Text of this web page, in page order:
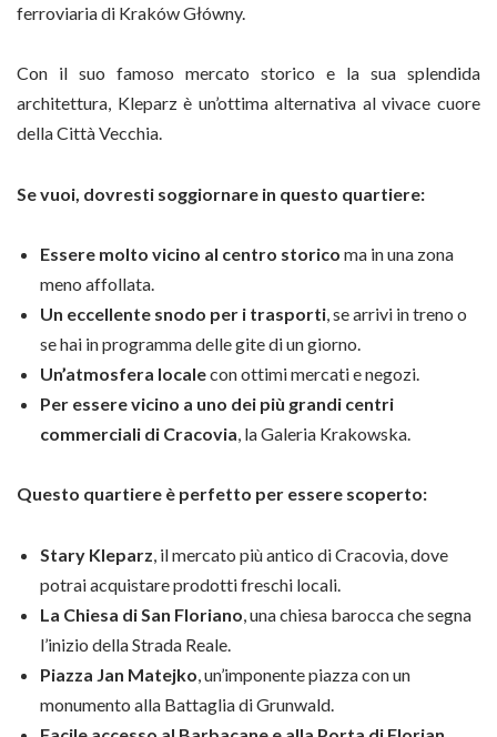
ferroviaria di Kraków Główny.
Con il suo famoso mercato storico e la sua splendida
architettura, Kleparz è un’ottima alternativa al vivace cuore
della Città Vecchia.
Se vuoi, dovresti soggiornare in questo quartiere:
Essere molto vicino al centro storico ma in una zona
meno affollata.
Un eccellente snodo per i trasporti, se arrivi in treno o
se hai in programma delle gite di un giorno.
Un’atmosfera localecon ottimi mercati e negozi.
Per essere vicino a uno dei più grandi centri
commerciali di Cracovia, la Galeria Krakowska.
Questo quartiere è perfetto per essere scoperto:
Stary Kleparz, il mercato più antico di Cracovia, dove
potrai acquistare prodotti freschi locali.
La Chiesa di San Floriano, una chiesa barocca che segna
l’inizio della Strada Reale.
Piazza Jan Matejko, un’imponente piazza con un
monumento alla Battaglia di Grunwald.